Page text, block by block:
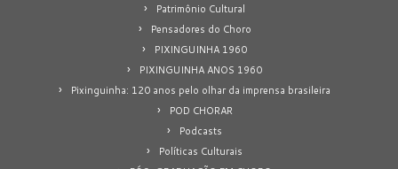
Patrimônio Cultural
Pensadores do Choro
PIXINGUINHA 1960
PIXINGUINHA ANOS 1960
Pixinguinha: 120 anos pelo olhar da imprensa brasileira
POD CHORAR
Podcasts
Políticas Culturais